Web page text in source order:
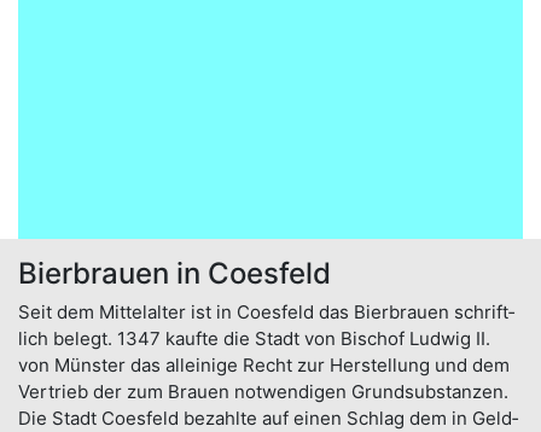
Bierbrauen in Coesfeld
Seit dem Mittel­alter ist in Coesfeld das Bier­brauen schrift­
lich belegt. 1347 kaufte die Stadt von Bischof Ludwig II.
von Münster das alleinige Recht zur Her­stellung und dem
Ver­trieb der zum Brauen not­wendi­gen Grund­substan­zen.
Die Stadt Coes­feld bezahl­te auf einen Schlag dem in Geld­